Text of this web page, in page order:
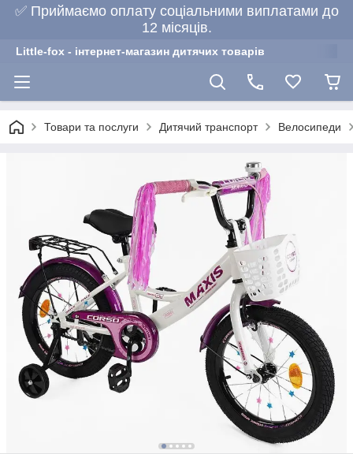
✅ Приймаємо оплату соціальними виплатами до
12 місяців.
Little-fox - інтернет-магазин дитячих товарів
Товари та послуги Дитячий транспорт Велосипеди